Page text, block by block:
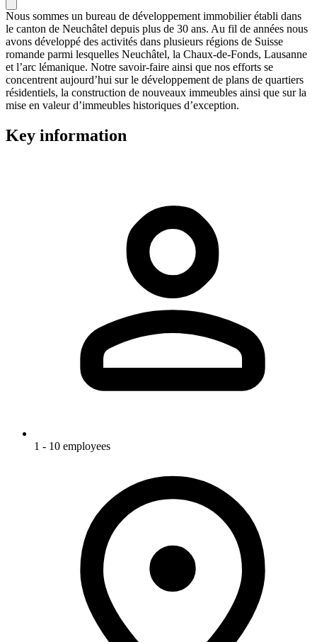
Nous sommes un bureau de développement immobilier établi dans
le canton de Neuchâtel depuis plus de 30 ans. Au fil de années nous
avons développé des activités dans plusieurs régions de Suisse
romande parmi lesquelles Neuchâtel, la Chaux-de-Fonds, Lausanne
et l’arc lémanique. Notre savoir-faire ainsi que nos efforts se
concentrent aujourd’hui sur le développement de plans de quartiers
résidentiels, la construction de nouveaux immeubles ainsi que sur la
mise en valeur d’immeubles historiques d’exception.
Key information
1 - 10 employees